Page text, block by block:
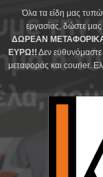
content
Όλα τα είδη μας
εργασίας, δώστε
ΔΩΡΕΑΝ ΜΕΤΑΦΟΡΙΚΑ
ΕΥΡΩ!! Δεν ευθυνόμαστε
μεταφοράς και courier.